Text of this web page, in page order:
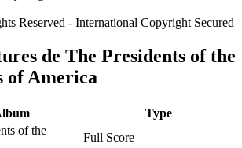
Reserved - International Copyright Secured
de The Presidents of the
of America
Type
of the
Full Score